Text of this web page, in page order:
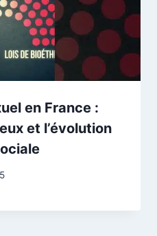
en France :
et l’évolution